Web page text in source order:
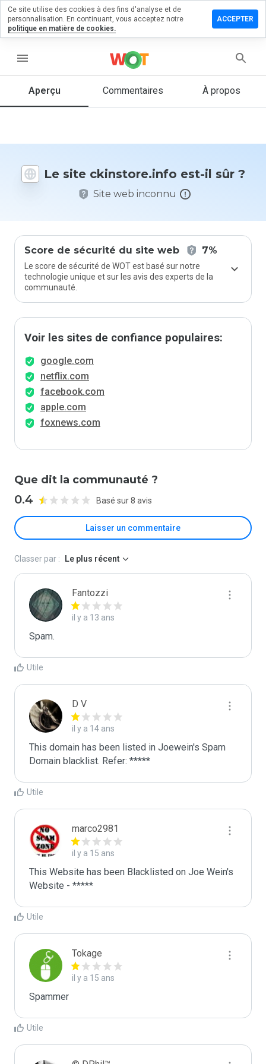
menu
Aperçu Commentaires À propos
Le site ckinstore.info est-il sûr ?
Site web inconnu
Score de sécurité du site web 7%
Le score de sécurité de WOT est basé sur notre
technologie unique et sur les avis des experts de la
communauté.
Voir les sites de confiance populaires:
google.com
netflix.com
facebook.com
apple.com
foxnews.com
Que dit la communauté ?
0.4 Basé sur 8 avis
Laisser un commentaire
un
1 et 5
vous à ce
site ?
Classer par : Le plus récent
Fantozzi
il y a 13 ans
Spаm.
Utile
D V
il y a 14 ans
This domain has been listed in Joewein's Spam
Domain blacklist. Refer: *****
Utile
marco2981
il y a 15 ans
This Website has been Blacklisted on Joe Wein's
Website - *****
Utile
Tokage
il y a 15 ans
Spammer
Utile
Ce site utilise des cookies à des fins d'analyse et de
personnalisation. En continuant, vous acceptez notre
politique en matière de cookies.
ACCEPTER